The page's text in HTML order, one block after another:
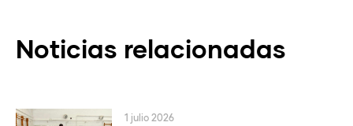
Noticias relacionadas
1 julio 2026